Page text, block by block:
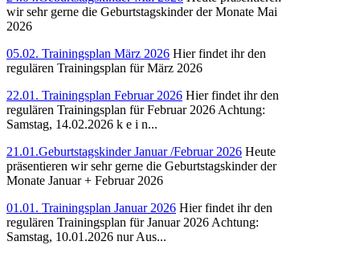
wir sehr gerne die Geburtstagskinder der Monate Mai
2026
05.02. Trainingsplan März 2026 Hier findet ihr den
regulären Trainingsplan für März 2026
22.01. Trainingsplan Februar 2026 Hier findet ihr den
regulären Trainingsplan für Februar 2026 Achtung:
Samstag, 14.02.2026 k e i n...
21.01.Geburtstagskinder Januar /Februar 2026 Heute
präsentieren wir sehr gerne die Geburtstagskinder der
Monate Januar + Februar 2026
01.01. Trainingsplan Januar 2026 Hier findet ihr den
regulären Trainingsplan für Januar 2026 Achtung:
Samstag, 10.01.2026 nur Aus...